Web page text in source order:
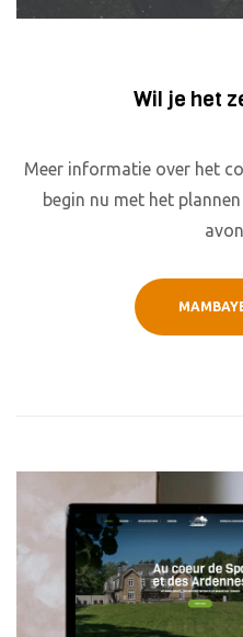
Wil je het
Meer informatie over het
begin nu met het